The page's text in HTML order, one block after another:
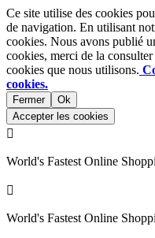
Ce site utilise des cookies
de navigation. En utilisant
cookies. Nous avons publié
cookies, merci de la
cookies que nous utilisons.
cookies.
Fermer
Ok
Accepter les cookies

World's Fastest Online

World's Fastest Online